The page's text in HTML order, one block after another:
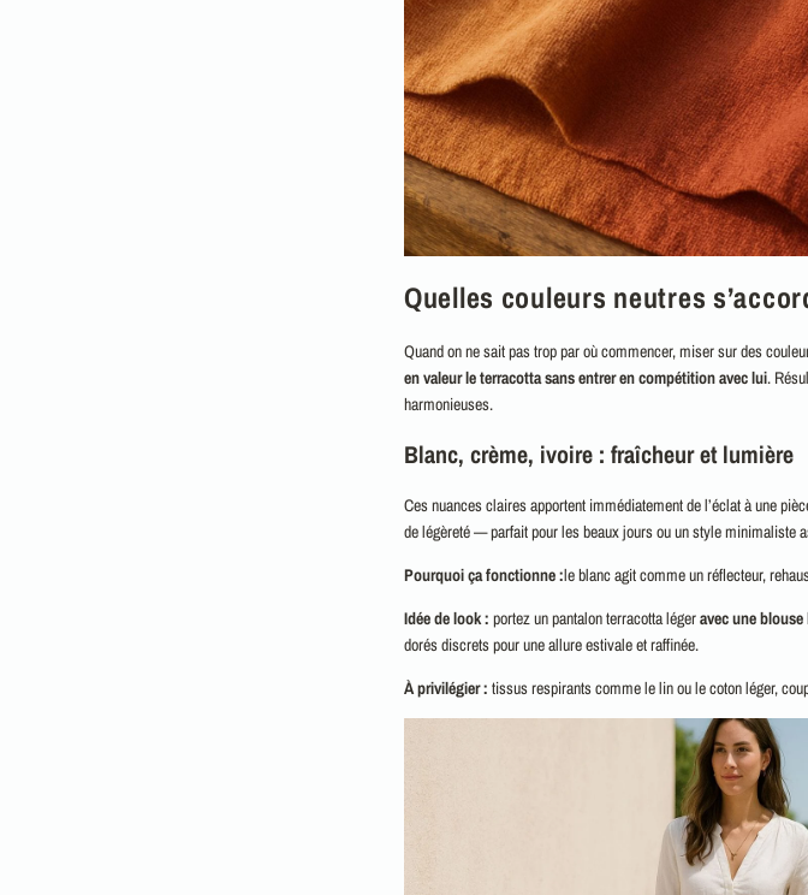
Quelles couleurs neutres
Quand on ne sait pas trop par où commencer, miser sur des
en valeur le terracotta sans entrer en compétition avec lui.
harmonieuses.
Blanc, crème, ivoire : fraîcheur et lumière
Ces nuances claires apportent immédiatement de l’éclat à une
de légèreté — parfait pour les beaux jours ou un style minimaliste
Pourquoi ça fonctionne :le blanc agit comme un réflecteur,
Idée de look : portez un pantalon terracotta légeravec une blouse
dorés discrets pour une allure estivale et raffinée.
À privilégier : tissus respirants comme le lin ou le coton léger,